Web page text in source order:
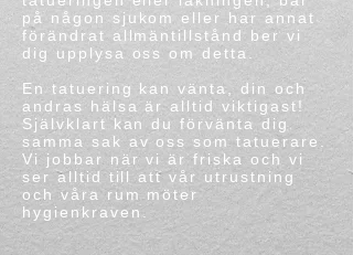
på någon sjukom eller har annat
förändrat allmäntillstånd ber vi
dig upplysa oss om detta.
En tatuering kan vänta, din och
andras hälsa är alltid viktigast!
Självklart kan du förvänta dig
samma sak av oss som tatuerare.
Vi jobbar när vi är friska och vi
ser alltid till att vår utrustning
och våra rum möter
hygienkraven.